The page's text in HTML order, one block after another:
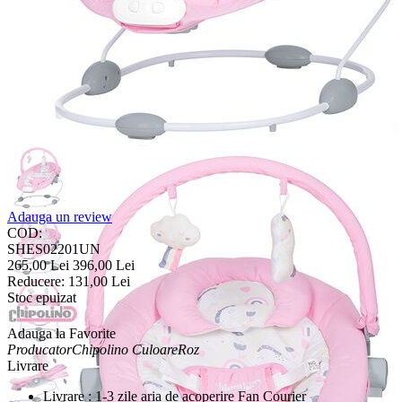
Adauga un review
COD:
SHES02201UN
265,00 Lei 396,00 Lei
Reducere: 131,00 Lei
Stoc epuizat
Adauga la Favorite
ProducatorChipolino CuloareRoz
Livrare
Livrare : 1-3 zile aria de acoperire Fan Courier